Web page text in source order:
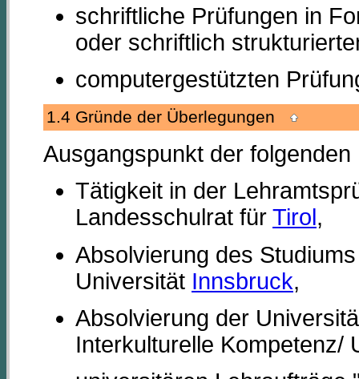
schriftliche Prüfungen in
oder schriftlich
computergestützten
1.4 Gründe der Überlegungen
Ausgangspunkt der
Tätigkeit in der
Landesschulrat für Tirol ,
Absolvierung des
Universität Innsbruck,
Absolvierung der
Interkulturelle Kompetenz/